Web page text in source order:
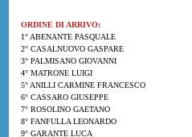
ORDINE DI ARRIVO:
1° ABENANTE PASQUALE
2° CASALNUOVO GASPARE
3° PALMISANO GIOVANNI
4° MATRONE LUIGI
5° ANILLI CARMINE FRANCESCO
6° CASSARO GIUSEPPE
7° ROSOLINO GAETANO
8° FANFULLA LEONARDO
9° GARANTE LUCA